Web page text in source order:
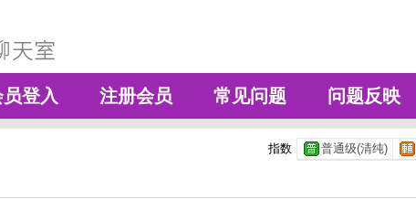
登入 注册会员 常见问题 问题反映
指数 普通级(清纯)